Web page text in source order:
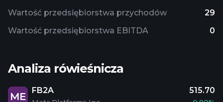
Wartość przedsiębiorstwa przychodów
29
Wartość przedsiębiorstwa EBITDA
0
Analiza rówieśnicza
ME
FB2A 515.70